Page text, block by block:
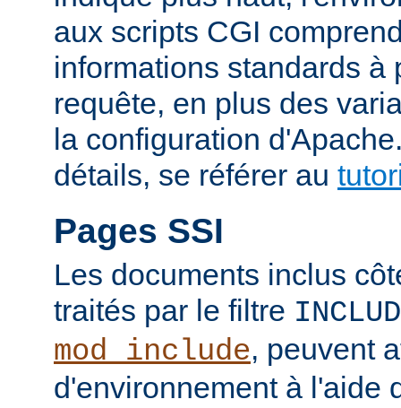
aux scripts CGI
informations standards à
requête, en plus des
la configuration
détails, se référer au
Pages SSI
Les documents inclus
traités par le filtre
mod_include, peuvent
d'environnement à l'aide